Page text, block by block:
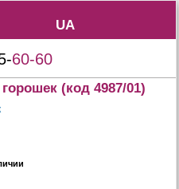
UA
UA
60-60
(код 4987/01)